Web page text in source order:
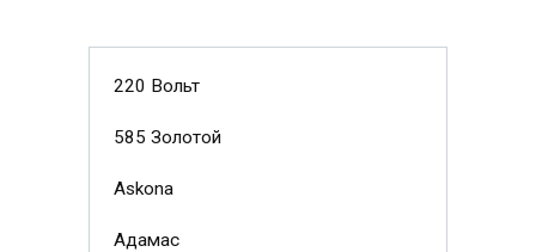
220 Вольт
585 Золотой
Askona
Адамас